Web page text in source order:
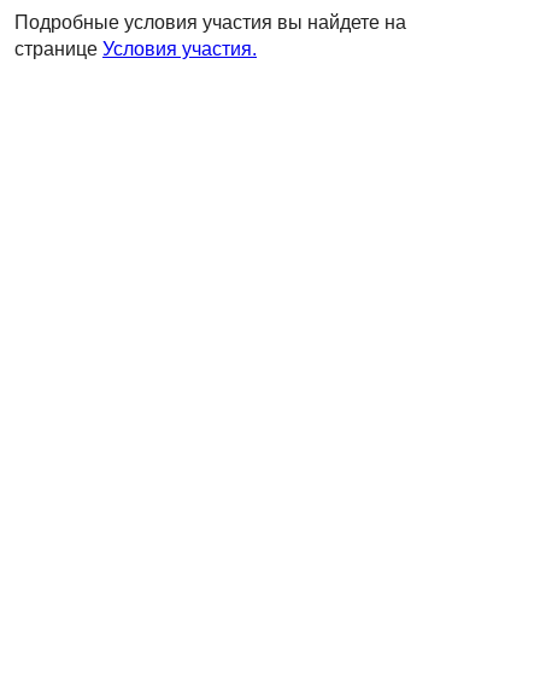
Подробные условия участия вы найдете на
странице Условия участия.